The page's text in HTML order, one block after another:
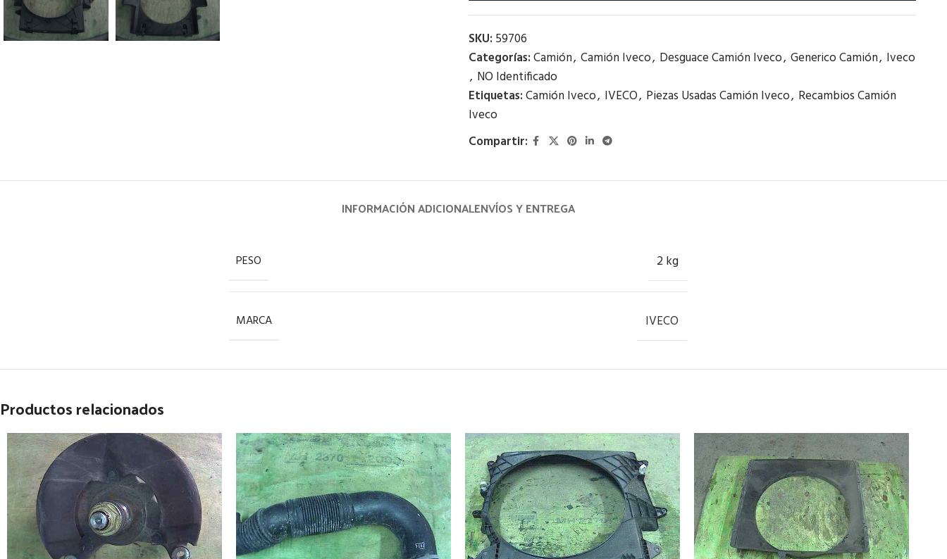
SKU: 59706
Categorías:Camión, Camión Iveco, Desguace Camión Iveco, Generico Camión, Iveco
, NO Identificado
Etiquetas:Camión Iveco, IVECO, Piezas Usadas Camión Iveco, Recambios Camión
Iveco
Compartir:
INFORMACIÓN ADICIONALENVÍOS Y ENTREGA
PESO 2 kg
MARCA IVECO
Productos relacionados